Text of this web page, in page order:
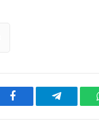
Facebook Telegram